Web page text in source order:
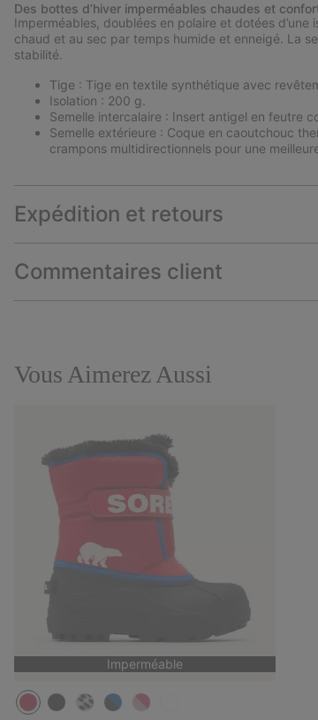
Des bottes d’hiver imperméables chaudes et
Imperméables, doublées en polaire et dotées
chaud et au sec par temps humide et enneigé. La
stabilité.
Tige : Tige en textile synthétique avec
Isolation : 200 g.
Semelle intercalaire : Insert antigel en feutre
Semelle extérieure : Coque en caoutchouc
crampons multidirectionnels pour une
Expédition et retours
Commentaires client
Vous Aimerez Aussi
Imperméable